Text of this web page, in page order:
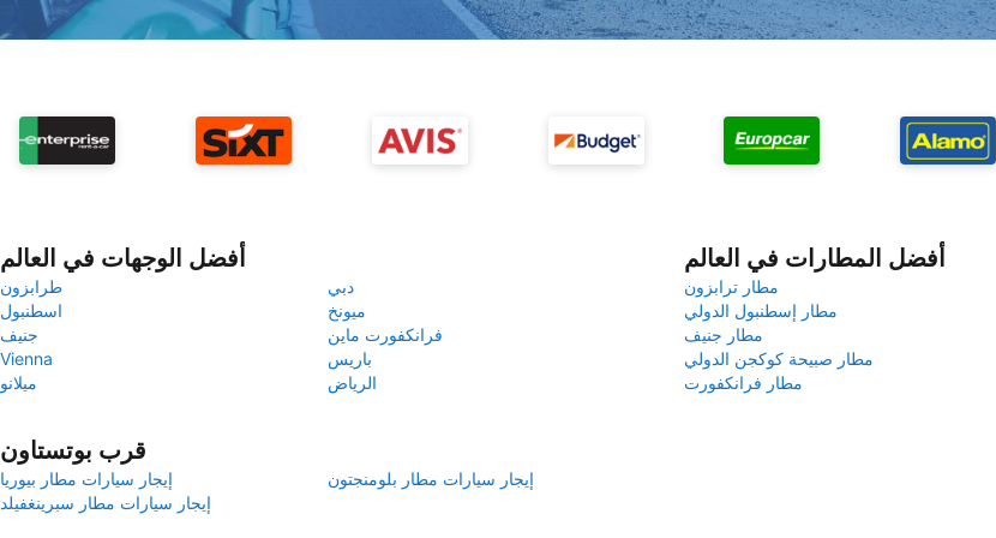
أفضل الوجهات في العالم
طرابزون
دبي
اسطنبول
ميونخ
جنيف
فرانكفورت ماين
Vienna
باريس
ميلانو
الرياض
أفضل المطارات في العالم
مطار ترابزون
مطار إسطنبول الدولي
مطار جنيف
مطار صبيحة كوكجن الدولي
مطار فرانكفورت
قرب بوتستاون
إيجار سيارات مطار بيوريا
إيجار سيارات مطار بلومنجتون
إيجار سيارات مطار سبرينغفيلد